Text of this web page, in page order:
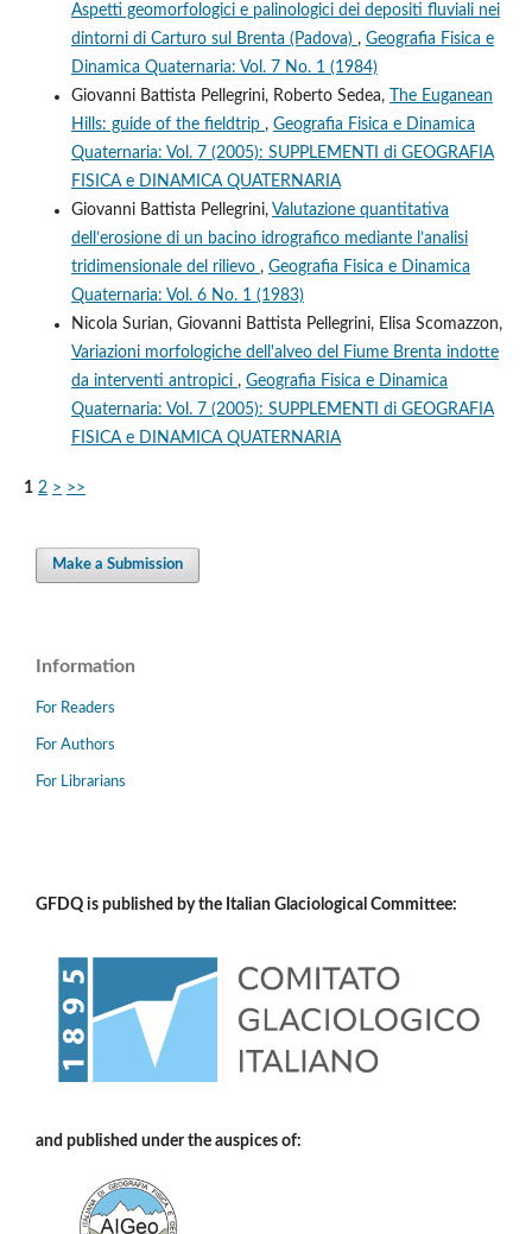
Aspetti geomorfologici e palinologici dei depositi fluviali nei
dintorni di Carturo sul Brenta (Padova) , Geografia Fisica e
Dinamica Quaternaria: Vol. 7 No. 1 (1984)
Giovanni Battista Pellegrini, Roberto Sedea,
The Euganean
Hills: guide of the fieldtrip , Geografia Fisica e Dinamica
Quaternaria: Vol. 7 (2005): SUPPLEMENTI di GEOGRAFIA
FISICA e DINAMICA QUATERNARIA
Giovanni Battista Pellegrini, Valutazione quantitativa
dell’erosione di un bacino idrografico mediante l’analisi
tridimensionale del rilievo , Geografia Fisica e Dinamica
Quaternaria: Vol. 6 No. 1 (1983)
Nicola Surian, Giovanni Battista Pellegrini, Elisa Scomazzon,
Variazioni morfologiche dell'alveo del Fiume Brenta indotte
da interventi antropici , Geografia Fisica e Dinamica
Quaternaria: Vol. 7 (2005): SUPPLEMENTI di GEOGRAFIA
FISICA e DINAMICA QUATERNARIA
1 2 > >>
Make a Submission
Information
For Readers
For Authors
For Librarians
GFDQ is published by the Italian Glaciological Committee:
and published under the auspices of: